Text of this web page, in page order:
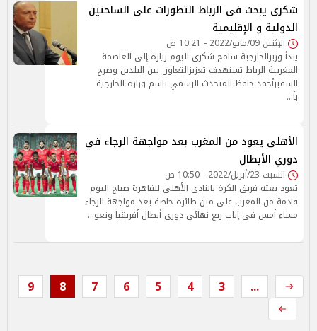
شكرى يبحث فى الرباط التطورات على الساحتين
الدولية و الإقليمية
الإثنين 09/مايو/2022 - 10:21 ص
يبدأ وزيرالخارجية سامح شكرى اليوم زيارة إلى العاصمة
المغربية الرباط تستهدف تعزيزالتعاون بين البلدين وصرح
السفيرأحمد حافظ المتحدث الرسمي باسم وزارة الخارجية
بأ…
الأهلى يعود من المغرب بعد مواجهة الرجاء في
دوري الأبطال
السبت 23/أبريل/2022 - 10:50 ص
تعود بعثة فريق الكرة بالنادي الأهلى للقاهرة صباح اليوم
قادمة من المغرب على متن طائرة خاصة بعد مواجهة الرجاء
مساء أمس في إياب ربع نهائي دوري أبطال أفريقيا وتعو…
...
3
4
5
6
7
8
9